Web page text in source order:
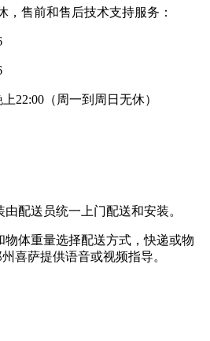
，售前和售后技术支持服务：
22:00（周一到周日无休）
配送员统一上门配送和安装。
物体重量选择配送方式，快递或物
喜萨提供语音或视频指导。